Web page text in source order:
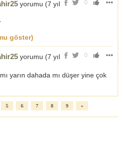
0
yorumu (7 yıl
göster)
0
yorumu (7 yıl
yarın dahada mı düşer yine çok
5 6 7 8 9 »